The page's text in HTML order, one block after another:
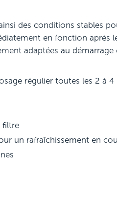
des conditions stables
en fonction après
adaptées au
régulier toutes les 2 à 4
filtre
un rafraîchissement en